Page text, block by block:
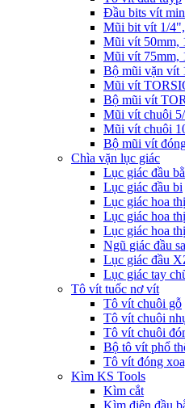
Đầu bits vít
Mũi bit vít 1/
Mũi vít 50mm,
Mũi vít 75mm,
Bộ mũi vặn vít
Mũi vít
Bộ mũi vít
Mũi vít chuôi
Mũi vít chuôi
Bộ mũi vít
Chìa vặn lục giác
Lục giác đầu
Lục giác đầu bi
Lục giác hoa
Lục giác hoa
Lục giác hoa
Ngũ giác đầu
Lục giác đầu
Lục giác tay
Tô vít tuốc nơ vít
Tô vít chuôi gỗ
Tô vít chuôi
Tô vít chuôi
Bộ tô vít phổ
Tô vít đóng
Kìm KS Tools
Kìm cắt
Kìm điện đầu